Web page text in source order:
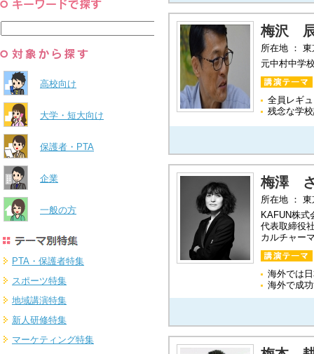
高校向け
大学・短大向け
保護者・PTA
企業
一般の方
PTA・保護者特集
スポーツ特集
地域講演特集
新人研修特集
マーケティング特集
梅沢
所在地 ：
元中村中学
全員レギ
残念な学
梅澤
所在地 ：
KAFUN株式
代表取締役
カルチャー
海外では
海外で成